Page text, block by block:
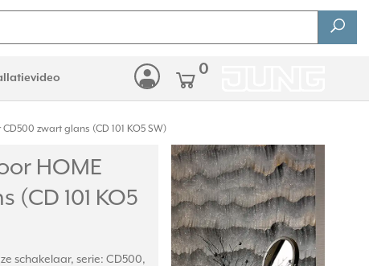
0
zwart glans (CD 101 KO5 SW)
HOME
101 KO5
schakelaar, serie: CD500,